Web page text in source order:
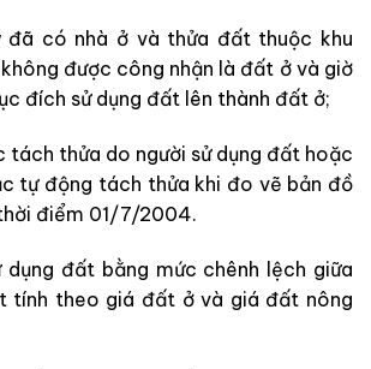
đã có nhà ở và thửa đất thuộc khu
được công nhận là đất ở và giờ
đích sử dụng đất lên thành đất ở;
tách thửa do người sử dụng đất hoặc
tự động tách thửa khi đo vẽ bản đồ
điểm 01/7/2004.
dụng đất bằng mức chênh lệch giữa
tính theo giá đất ở và giá đất nông